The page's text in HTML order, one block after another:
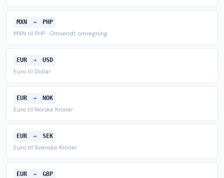
MXN → PHP
MXN til PHP · Omvendt omregning
EUR → USD
Euro til Dollar
EUR → NOK
Euro til Norske Kroner
EUR → SEK
Euro til Svenske Kroner
EUR → GBP